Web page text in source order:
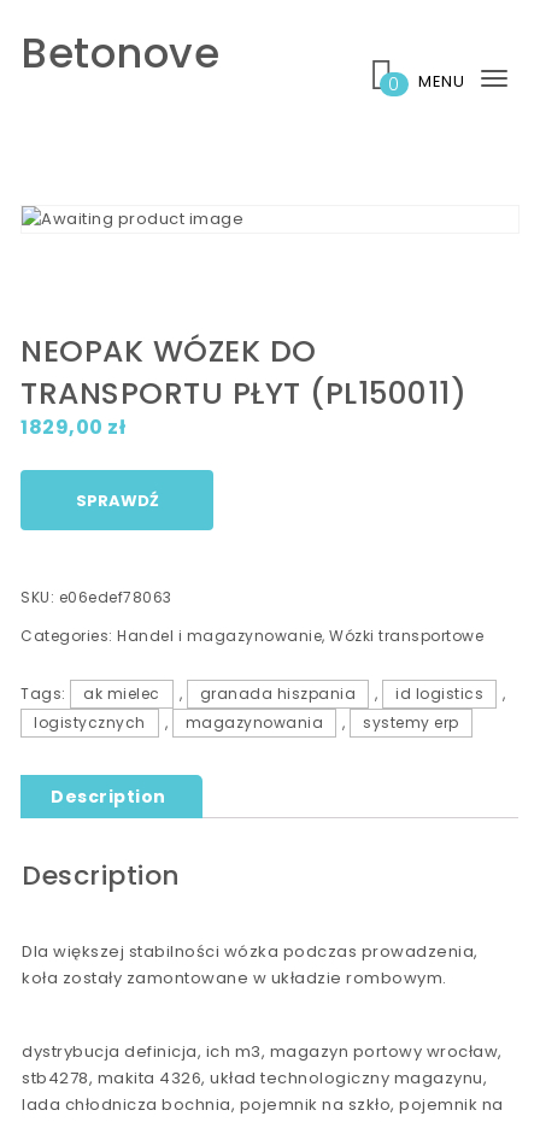
Betonove
0 MENU
NEOPAK WÓZEK DO
TRANSPORTU PŁYT (PL150011)
1829,00 zł
SPRAWDŹ
SKU: e06edef78063
Categories:Handel i magazynowanie,Wózki transportowe
Tags: ak mielec , granada hiszpania , id logistics
,
logistycznych
, magazynowania , systemy erp
Description
Description
Dla większej stabilności wózka podczas prowadzenia,
koła zostały zamontowane w układzie rombowym.
dystrybucja definicja, ich m3, magazyn portowy wrocław,
stb4278, makita 4326, układ technologiczny magazynu,
lada chłodnicza bochnia, pojemnik na szkło, pojemnik na